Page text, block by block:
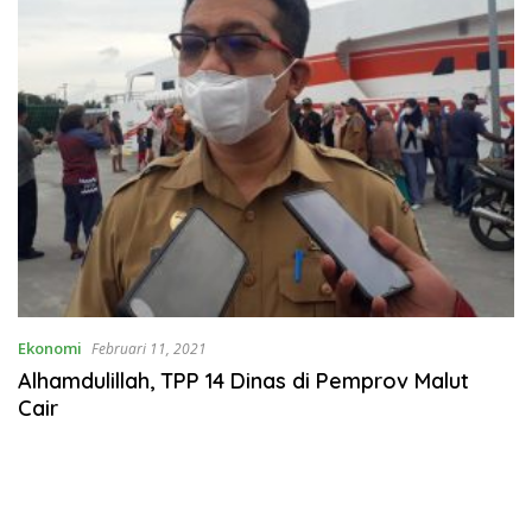
Ekonomi Februari 11, 2021
Alhamdulillah, TPP 14 Dinas di Pemprov Malut
Cair